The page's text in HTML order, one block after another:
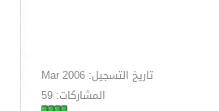
تاريخ التسجيل: Mar 2006
المشاركات: 59